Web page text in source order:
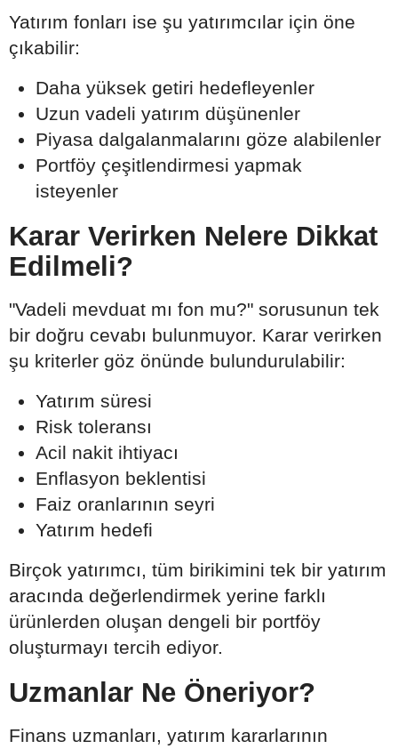
Yatırım fonları ise şu yatırımcılar için öne
çıkabilir:
Daha yüksek getiri hedefleyenler
Uzun vadeli yatırım düşünenler
Piyasa dalgalanmalarını göze alabilenler
Portföy çeşitlendirmesi yapmak
isteyenler
Karar Verirken Nelere Dikkat
Edilmeli?
"Vadeli mevduat mı fon mu?" sorusunun tek
bir doğru cevabı bulunmuyor. Karar verirken
şu kriterler göz önünde bulundurulabilir:
Yatırım süresi
Risk toleransı
Acil nakit ihtiyacı
Enflasyon beklentisi
Faiz oranlarının seyri
Yatırım hedefi
Birçok yatırımcı, tüm birikimini tek bir yatırım
aracında değerlendirmek yerine farklı
ürünlerden oluşan dengeli bir portföy
oluşturmayı tercih ediyor.
Uzmanlar Ne Öneriyor?
Finans uzmanları, yatırım kararlarının